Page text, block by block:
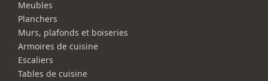
Meubles
Planchers
Murs, plafonds et boiseries
Armoires de cuisine
Escaliers
Tables de cuisine